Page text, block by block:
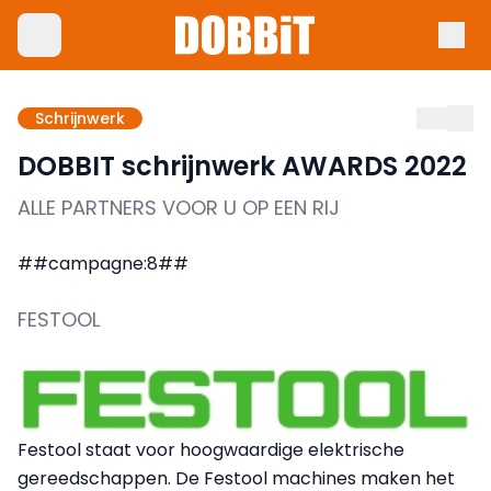
Schrijnwerk
DOBBIT schrijnwerk AWARDS 2022
ALLE PARTNERS VOOR U OP EEN RIJ
##campagne:8##
FESTOOL
Festool staat voor hoogwaardige elektrische
gereedschappen. De Festool machines maken het